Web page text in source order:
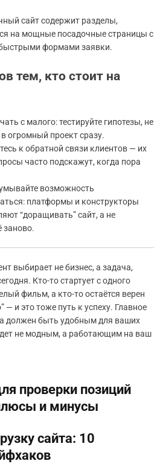
сайт содержит разделы,
на мощные посадочные страницы с
формами заявки.
тем, кто стоит на
с малого: тестируйте гипотезы, не
огромный проект сразу.
к обратной связи клиентов — их
часто подскажут, когда пора
возможность
платформы и конструкторы
“доращивать” сайт, а не
заново.
выбирает не бизнес, а задача,
Кто-то стартует с одного
фильм, а кто-то остаётся верен
— и это тоже путь к успеху. Главное
должен быть удобным для ваших
не модным, а работающим на ваш
проверки позиций
и минусы
сайта: 10